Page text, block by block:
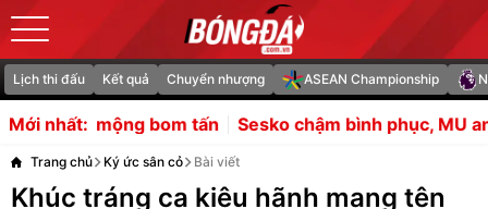
Lịch thi đấu Kết quả Chuyển nhượng ASEAN Championship
Mới nhất:
bom tấn Sesko chậm bình phục, MU an tâm nhờ tiền
Trang chủ Ký ức sân cỏ Bài viết
Khúc tráng ca kiêu hãnh mang tên